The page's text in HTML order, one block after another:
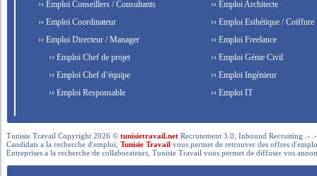
›› Emploi Conseillers / Consultants
›› Emploi Coordinateur
›› Emploi Directeur / Manager
›› Emploi Chef de projet
›› Emploi Chef d’équipe
›› Emploi Responsable
›› Emploi Architecte
›› Emploi Esthétique / Coiffure
›› Emploi Freelance
›› Emploi Génie Civil
›› Emploi Ingénieur
›› Emploi IT
Tunisie Travail Copyright 2026 ©tunisietravail.net Recrutement 3.0, Inbound Recruiting .-
Candidats a la recherche d'emploi,Tunisie Travail vous permet de retrouver des offres
Entreprises a la recherche de collaborateurs, Tunisie Travail vous permet de diffuser vos